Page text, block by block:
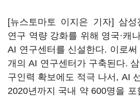
[뉴스토마토 이지은 기자] 삼성
연구 역량 강화를 위해 영국·캐
AI 연구센터를 신설한다. 이로
개의 AI 연구센터가 구축된다.
구인력 확보에도 적극 나서, AI
2020년까지 국내 약 600명을